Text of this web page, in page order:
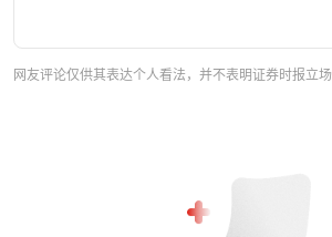
网友评论仅供其表达个人看法，并不表明证券时报立场